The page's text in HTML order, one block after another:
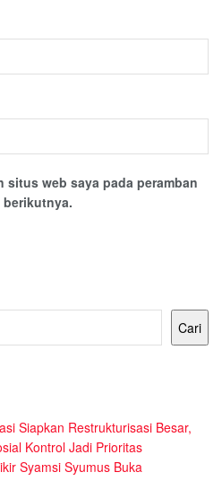
situs web saya pada peramban
Cari
Siapkan Restrukturisasi Besar,
Kontrol Jadi Prioritas
Syamsi Syumus Buka